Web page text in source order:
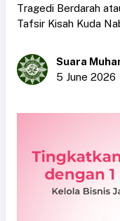
Tragedi Berdarah
Tafsir Kisah Kuda
Suara
5 June 2026